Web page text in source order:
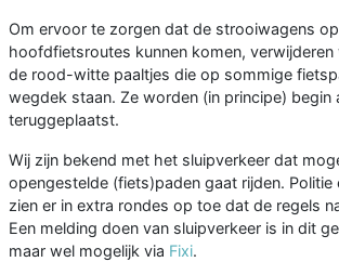
Om ervoor te zorgen dat de strooiwagens
hoofdfietsroutes kunnen komen, verwijderen
de rood-witte paaltjes die op sommige
wegdek staan. Ze worden (in principe) begin
teruggeplaatst.
Wij zijn bekend met het sluipverkeer dat
opengestelde (fiets)paden gaat rijden. Politie
zien er in extra rondes op toe dat de regels
Een melding doen van sluipverkeer is in dit
maar wel mogelijk via Fixi.